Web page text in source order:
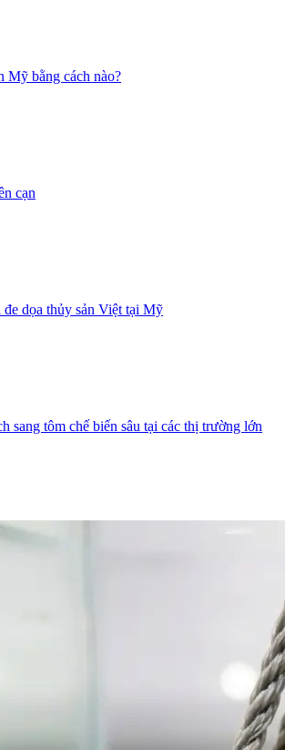
Mỹ bằng cách nào?
cạn
dọa thủy sản Việt tại Mỹ
sang tôm chế biến sâu tại các thị trường lớn